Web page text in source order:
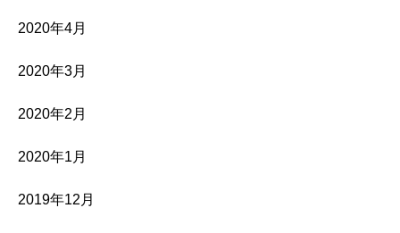
2020年4月
2020年3月
2020年2月
2020年1月
2019年12月